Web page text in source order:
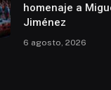
homenaje a
Jiménez
6 agosto, 2026